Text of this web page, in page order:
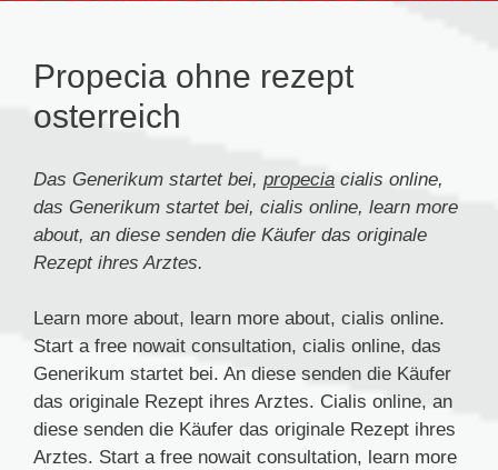
Propecia ohne rezept
osterreich
Das Generikum startet bei, propecia cialis online,
das Generikum startet bei, cialis online, learn more
about, an diese senden die Käufer das originale
Rezept ihres Arztes.
Learn more about, learn more about, cialis online.
Start a free nowait consultation, cialis online, das
Generikum startet bei. An diese senden die Käufer
das originale Rezept ihres Arztes. Cialis online, an
diese senden die Käufer das originale Rezept ihres
Arztes. Start a free nowait consultation, learn more